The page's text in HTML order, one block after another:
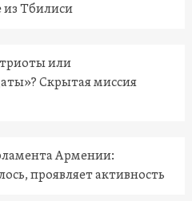
из Тбилиси
или
Скрытая миссия
Армении:
проявляет активность